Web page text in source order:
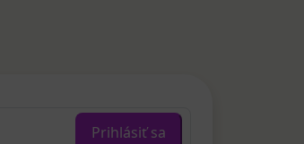
Prihlásiť sa